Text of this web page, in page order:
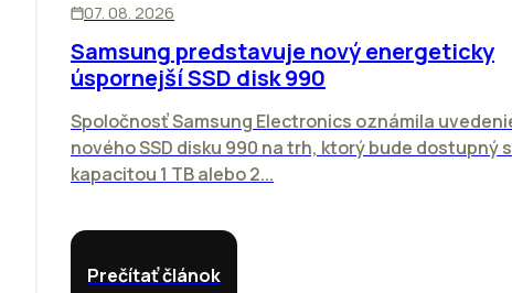
07. 08. 2026
Samsung predstavuje nový energeticky
úspornejší SSD disk 990
Spoločnosť Samsung Electronics oznámila uvedenie
nového SSD disku 990 na trh, ktorý bude dostupný s
kapacitou 1 TB alebo 2...
Prečítať článok